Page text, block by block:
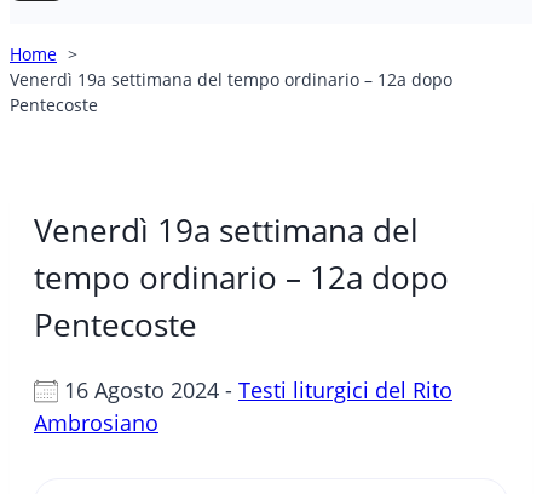
Home
Venerdì 19a settimana del tempo ordinario – 12a dopo
Pentecoste
Venerdì 19a settimana del
tempo ordinario – 12a dopo
Pentecoste
16 Agosto 2024 - Testi liturgici del Rito
Ambrosiano